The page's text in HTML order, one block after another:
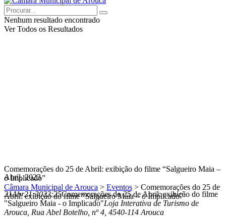
Nenhum resultado encontrado
Ver Todos os Resultados
Comemorações do 25 de Abril: exibição do filme “Salgueiro Maia –
o Implicado”
Câmara Municipal de Arouca > Eventos > Comemorações do 25 de
Abril: exibição do filme “Salgueiro Maia – o Implicado”
Abril, 2023
21Abr21:3023:25Comemorações do 25 de Abril: exibição do filme
"Salgueiro Maia - o Implicado"Loja Interativa de Turismo de
Arouca , Rua Abel Botelho, nº 4, 4540-114 Arouca